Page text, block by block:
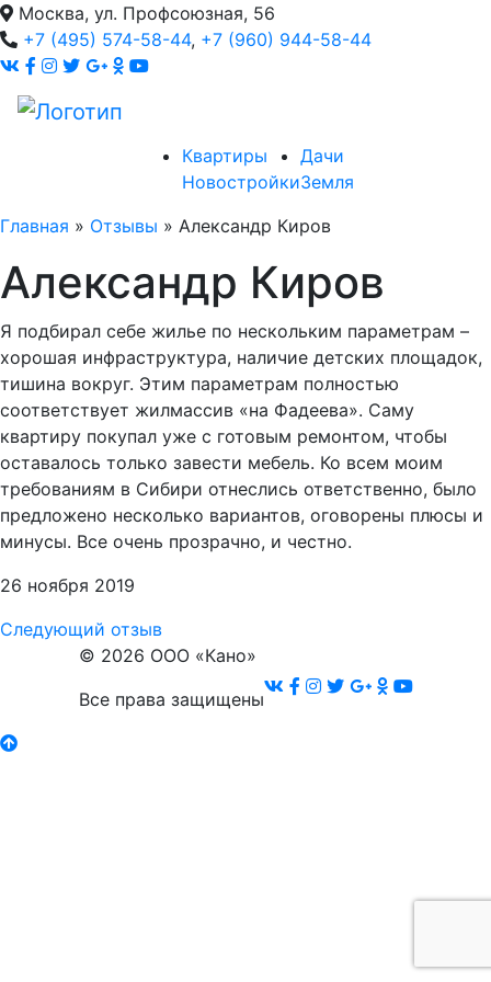
Москва, ул. Профсоюзная, 56
+7 (495) 574-58-44, +7 (960) 944-58-44
Квартиры
Новостройки
Дачи
Земля
Главная » Отзывы » Александр Киров
Александр Киров
Я подбирал себе жилье по нескольким параметрам –
хорошая инфраструктура, наличие детских площадок,
тишина вокруг. Этим параметрам полностью
соответствует жилмассив «на Фадеева». Саму
квартиру покупал уже с готовым ремонтом, чтобы
оставалось только завести мебель. Ко всем моим
требованиям в Сибири отнеслись ответственно, было
предложено несколько вариантов, оговорены плюсы и
минусы. Все очень прозрачно, и честно.
26 ноября 2019
Навигация
записям
Следующий
Следующий отзыв
© 2026 ООО «Кано»
Все права защищены